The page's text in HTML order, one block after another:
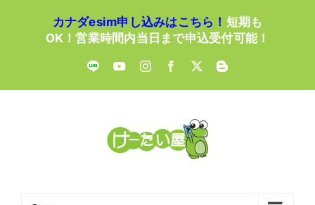
カナダesim申し込みはこちら！ 短期も
OK！営業時間内当日まで申込受付可能！
LINE YouTubeInstagramFacebook
X Blogger